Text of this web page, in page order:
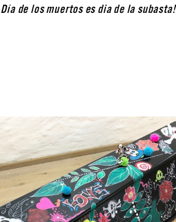
Día de los muertos es dia de la subasta!